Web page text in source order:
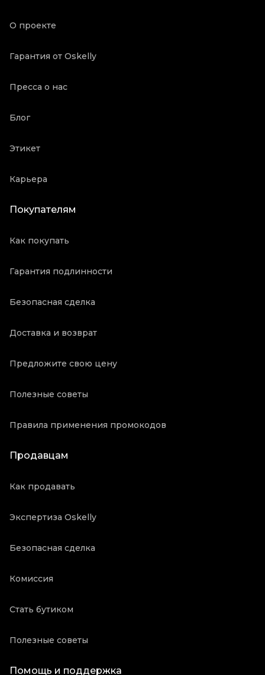
О проекте
Гарантия от Oskelly
Пресса о нас
Блог
Этикет
Карьера
Покупателям
Как покупать
Гарантия подлинности
Безопасная сделка
Доставка и возврат
Предложите свою цену
Полезные советы
Правила применения промокодов
Продавцам
Как продавать
Экспертиза Oskelly
Безопасная сделка
Комиссия
Стать бутиком
Полезные советы
Помощь и поддержка